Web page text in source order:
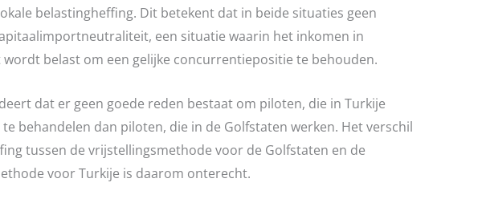
belastingheffing. Dit betekent dat in beide situaties geen
een situatie waarin het inkomen in
belast om een gelijke concurrentiepositie te behouden.
dat er geen goede reden bestaat om piloten, die in Turkije
behandelen dan piloten, die in de Golfstaten werken. Het verschil
tussen de vrijstellingsmethode voor de Golfstaten en de
voor Turkije is daarom onterecht.